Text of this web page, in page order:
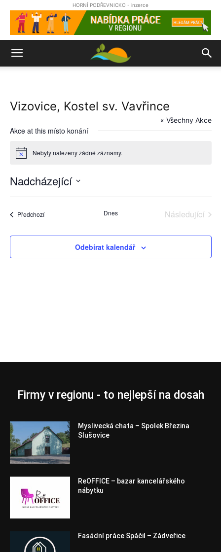
HORNÍ PODŘEVNICKO - inzerce
Vizovice, Kostel sv. Vavřince
« Všechny Akce
Akce at this místo konání
Notice Nebyly nalezeny žádné záznamy.
Nadcházející
PředchozíAkce Dnes
Následující
Odebírat kalendář
Firmy v regionu - to nejlepší na dosah
Myslivecká chata – Spolek Březina
Slušovice
ReOFFICE – bazar kancelářského
nábytku
Fasádní práce Spáčil – Zádveřice